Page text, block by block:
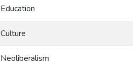
Education
Culture
Neoliberalism